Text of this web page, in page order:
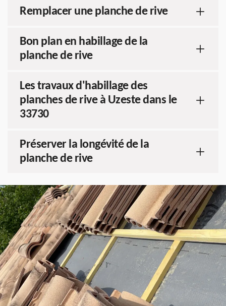
Remplacer une planche de rive
Bon plan en habillage de la
planche de rive
Les travaux d'habillage des
planches de rive à Uzeste dans le
33730
Préserver la longévité de la
planche de rive